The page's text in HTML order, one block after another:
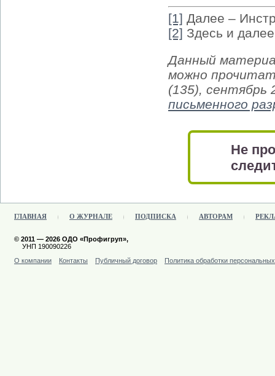
[1] Далее –
[2] Здесь и
Данный
можно
(135), сентябрь
письменного
Не
ГЛАВНАЯ О ЖУРНАЛЕ ПОДПИСКА АВТОРАМ
© 2011 — 2026 ОДО «Профигруп»,
УНП 190090226
О компании
Контакты Публичный договор Политика обработки